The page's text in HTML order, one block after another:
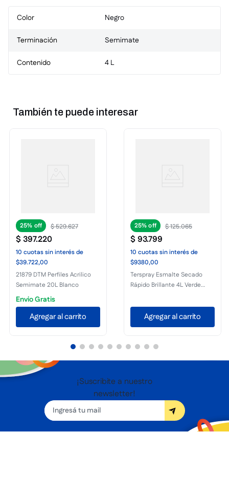
Color Negro
Terminación Semimate
Contenido 4 L
También te puede interesar
25% $529.627
$397.220
10 cuotassin interésde
$39.722,00
21879 DTM Perfiles Acrilico
Semimate 20L Blanco
Envio Gratis
Agregar al carrito
25% $125.065
$93.799
10 cuotassin interésde
$9380,00
Terspray Esmalte Secado
Rápido Brillante 4L Verde
Agregar al carrito
¡Suscribite a nuestro
newsletter!